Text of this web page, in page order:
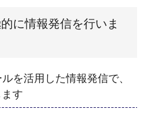
に情報発信を行いま
を活用した情報発信で、
す